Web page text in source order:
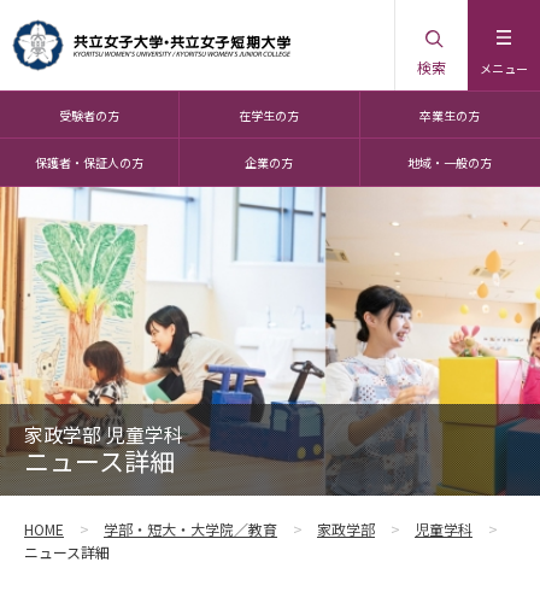
メニュー
検索
受験者の方 在学生の方 卒業生の方
保護者・保証人の方 企業の方 地域・一般の方
家政学部 児童学科
ニュース詳細
HOME 学部・短大・大学院／教育 家政学部
児童学科
ニュース詳細